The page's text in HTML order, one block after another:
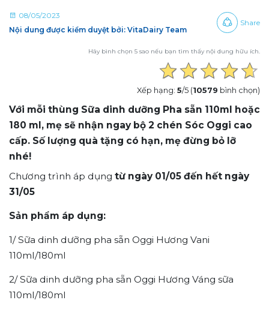
08/05/2023
Nội dung được kiểm duyệt bởi: VitaDairy Team
Share
Hãy bình chọn 5 sao nếu bạn tìm thấy nội dung hữu ích.
Xếp hạng: 5/5 (10579 bình chọn)
Với mỗi thùng Sữa dinh dưỡng Pha sẵn 110ml hoặc
180 ml, mẹ sẽ nhận ngay bộ 2 chén Sóc Oggi cao
cấp. Số lượng quà tặng có hạn, mẹ đừng bỏ lỡ
nhé!
Chương trình áp dụng từ ngày 01/05 đến hết ngày
31/05
Sản phẩm áp dụng:
1/ Sữa dinh dưỡng pha sẵn Oggi Hương Vani
110ml/180ml
2/ Sữa dinh dưỡng pha sẵn Oggi Hương Váng sữa
110ml/180ml